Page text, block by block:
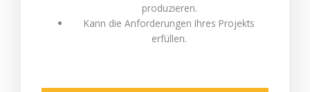
produzieren.
Kann die Anforderungen Ihres Projekts
erfüllen.